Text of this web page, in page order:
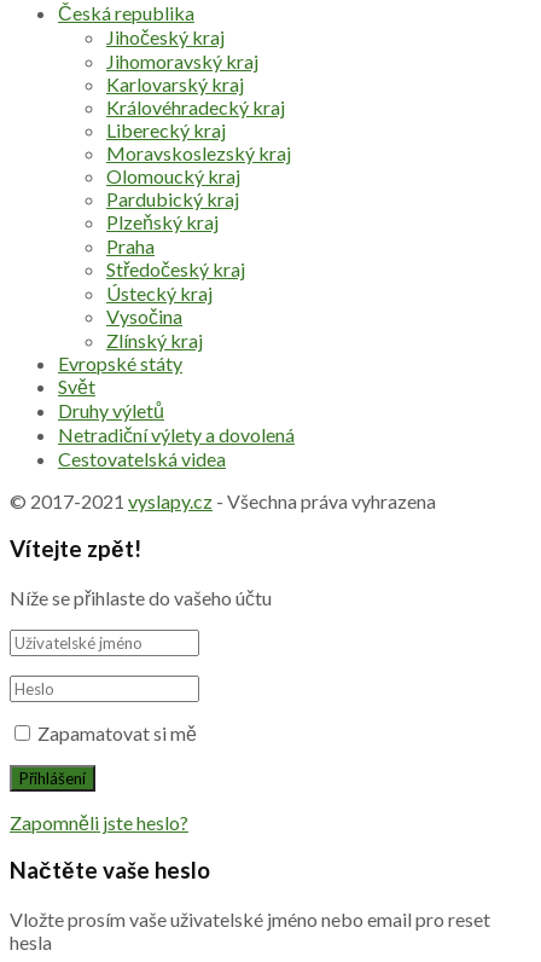
Česká republika
Jihočeský kraj
Jihomoravský kraj
Karlovarský kraj
Královéhradecký kraj
Liberecký kraj
Moravskoslezský kraj
Olomoucký kraj
Pardubický kraj
Plzeňský kraj
Praha
Středočeský kraj
Ústecký kraj
Vysočina
Zlínský kraj
Evropské státy
Svět
Druhy výletů
Netradiční výlety a dovolená
Cestovatelská videa
© 2017-2021 vyslapy.cz - Všechna práva vyhrazena
Vítejte zpět!
Níže se přihlaste do vašeho účtu
Zapamatovat si mě
Zapomněli jste heslo?
Načtěte vaše heslo
Vložte prosím vaše uživatelské jméno nebo email pro reset
hesla